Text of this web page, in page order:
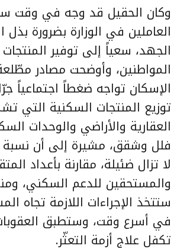
وكان الحقيل قد وجه في وقت
العاملين في الوزارة بضرورة بذل
الجهد، سعياً إلى توفير
المواطنين، وأوضحت مصادر
الإسكان تواجه ضغطاً اجتماعياً
توزيع المنتجات السكنية التي
العقارية والأراضي والوحدات
فلل وشقق، مشيرة إلى أن نسبة
لا تزال ضئيلة، مقارنة بأعداد
والمستحقين للدعم السكني،
ستتخذ الإجراءات اللازمة تجاه
في أسرع وقت، وستطبق
تكفل علاج أزمة التعثّر.